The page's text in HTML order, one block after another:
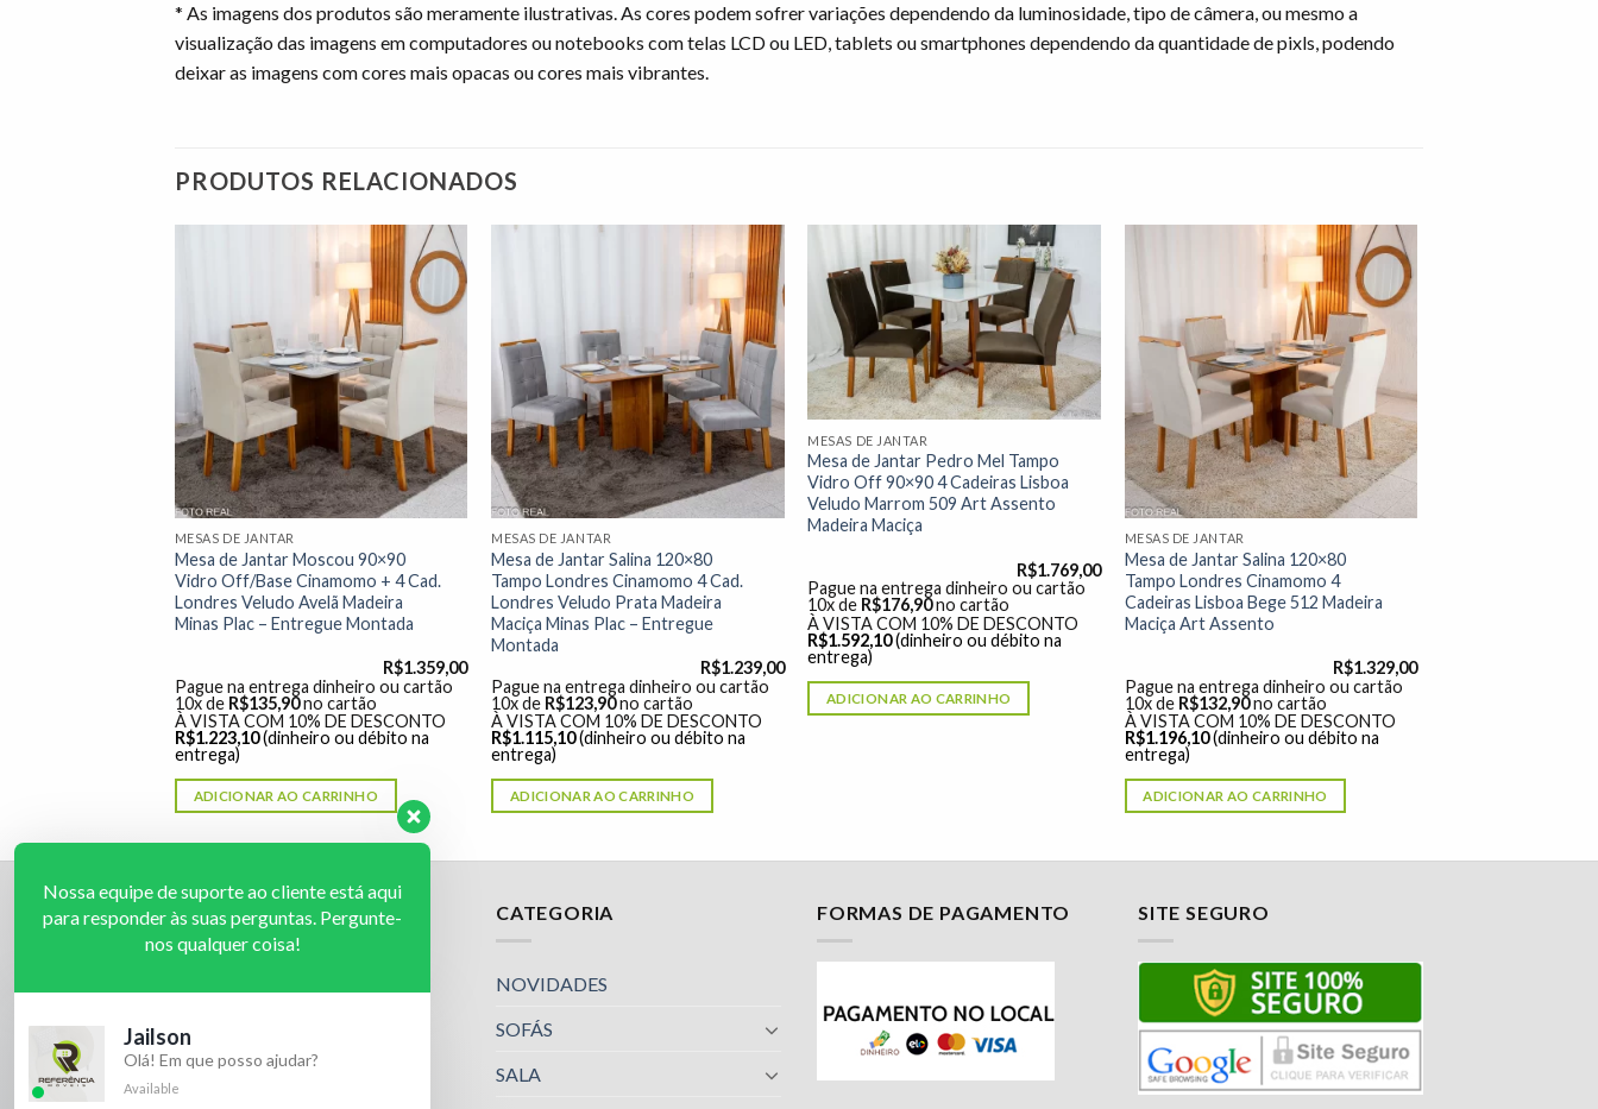
* As imagens dos produtos são meramente ilustrativas. As cores podem sofrer variações dependendo da luminosidade, tipo de câmera, ou mesmo a
visualização das imagens em computadores ou notebooks com telas LCD ou LED, tablets ou smartphones dependendo da quantidade de pixls, podendo
deixar as imagens com cores mais opacas ou cores mais vibrantes.
PRODUTOS RELACIONADOS
Adicionar
à lista de
desejos"
MESAS DE JANTAR
Mesa de Jantar Moscou 90×90
Vidro Off/Base Cinamomo + 4 Cad.
Londres Veludo Avelã Madeira
Minas Plac – Entregue Montada
R$1.359,00
Pague na entrega dinheiro ou cartão
10x de R$135,90no cartão
À VISTA COM 10% DE DESCONTO
R$1.223,10(dinheiro ou débito na
entrega)
ADICIONAR AO CARRINHO
Adicionar
à lista de
desejos"
MESAS DE JANTAR
Mesa de Jantar Salina 120×80
Tampo Londres Cinamomo 4 Cad.
Londres Veludo Prata Madeira
Maciça Minas Plac – Entregue
Montada
R$1.239,00
Pague na entrega dinheiro ou cartão
10x de R$123,90no cartão
À VISTA COM 10% DE DESCONTO
R$1.115,10(dinheiro ou débito na
entrega)
ADICIONAR AO CARRINHO
Adicionar
à lista de
desejos"
MESAS DE JANTAR
Mesa de Jantar Pedro Mel Tampo
Vidro Off 90×90 4 Cadeiras Lisboa
Veludo Marrom 509 Art Assento
Madeira Maciça
R$1.769,00
Pague na entrega dinheiro ou cartão
10x de R$176,90no cartão
À VISTA COM 10% DE DESCONTO
R$1.592,10(dinheiro ou débito na
entrega)
ADICIONAR AO CARRINHO
Adicionar
à lista de
desejos"
MESAS DE JANTAR
Mesa de Jantar Salina 120×80
Tampo Londres Cinamomo 4
Cadeiras Lisboa Bege 512 Madeira
Maciça Art Assento
R$1.329,00
Pague na entrega dinheiro ou cartão
10x de R$132,90 no cartão
À VISTA COM 10% DE DESCONTO
R$1.196,10 (dinheiro ou débito na
entrega)
ADICIONAR AO CARRINHO
IMPORTANTE CATEGORIA
NOVIDADES
SOFÁS
SALA
FORMAS DE PAGAMENTO SITE SEGURO
Nossa equipe de suporte ao cliente está aqui
para responder às suas perguntas. Pergunte-
nos qualquer coisa!
Jailson
Olá! Em que posso ajudar?
Available